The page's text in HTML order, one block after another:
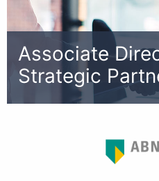
Associate
Strategic